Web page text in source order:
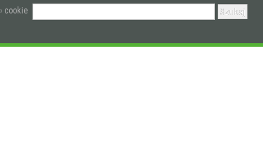
› cookie